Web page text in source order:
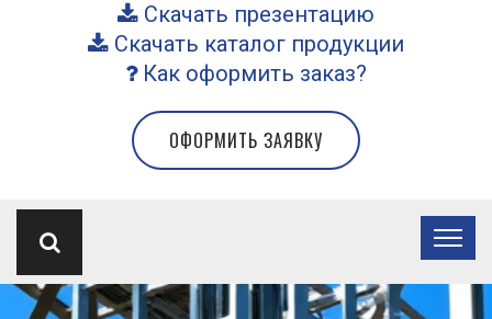
Скачать презентацию
Скачать каталог продукции
Как оформить заказ?
ОФОРМИТЬ ЗАЯВКУ